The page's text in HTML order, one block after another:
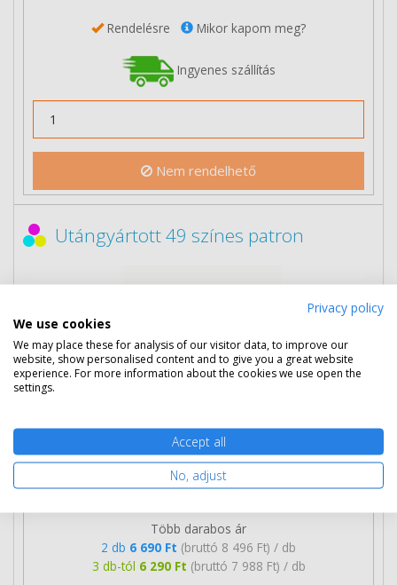
Rendelésre Mikor kapom meg?
Ingyenes szállítás
Nem rendelhető
Utángyártott 49 színes patron
7 090 Ft (bruttó 9 004 Ft)
Több darabos ár
2 db 6 690 Ft (bruttó 8 496 Ft) / db
3 db-tól 6 290 Ft (bruttó 7 988 Ft) / db
Privacy policy
We use cookies
We may place these for analysis of our visitor data, to improve our
website, show personalised content and to give you a great website
experience. For more information about the cookies we use open the
settings.
Accept all
No, adjust